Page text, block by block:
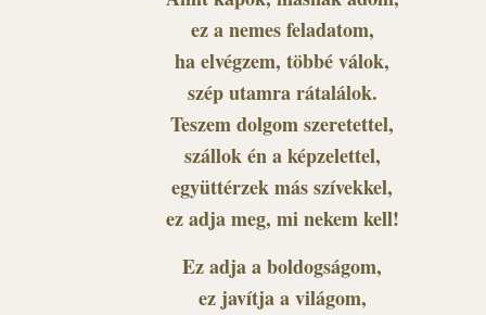
ez a nemes feladatom,
ha elvégzem, többé válok,
szép utamra rátalálok.
Teszem dolgom szeretettel,
szállok én a képzelettel,
együttérzek más szívekkel,
ez adja meg, mi nekem kell!
Ez adja a boldogságom,
ez javítja a világom,